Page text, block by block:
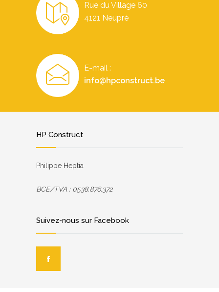
Rue du Village 60
4121 Neupré
E-mail :
info@hpconstruct.be
HP Construct
Philippe Heptia
BCE/TVA : 0538.876.372
Suivez-nous sur Facebook